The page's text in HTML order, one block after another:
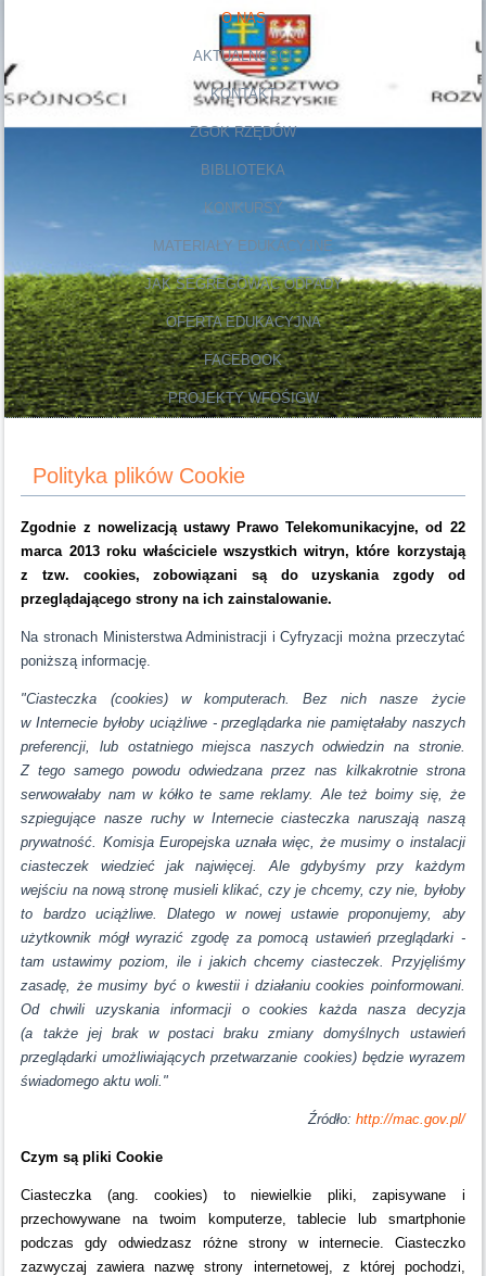
O NAS
AKTUALNOŚCI
KONTAKT
ZGOK RZĘDÓW
BIBLIOTEKA
KONKURSY
MATERIAŁY EDUKACYJNE
JAK SEGREGOWAĆ ODPADY
OFERTA EDUKACYJNA
FACEBOOK
PROJEKTY WFOŚIGW
Polityka plików Cookie
Zgodnie z nowelizacją ustawy Prawo Telekomunikacyjne, od 22
marca 2013 roku właściciele wszystkich witryn, które korzystają
z tzw. cookies, zobowiązani są do uzyskania zgody od
przeglądającego strony na ich zainstalowanie.
Na stronach Ministerstwa Administracji i Cyfryzacji można przeczytać
poniższą informację.
"Ciasteczka (cookies) w komputerach. Bez nich nasze życie
w Internecie byłoby uciążliwe - przeglądarka nie pamiętałaby naszych
preferencji, lub ostatniego miejsca naszych odwiedzin na stronie.
Z tego samego powodu odwiedzana przez nas kilkakrotnie strona
serwowałaby nam w kółko te same reklamy. Ale też boimy się, że
szpiegujące nasze ruchy w Internecie ciasteczka naruszają naszą
prywatność. Komisja Europejska uznała więc, że musimy o instalacji
ciasteczek wiedzieć jak najwięcej. Ale gdybyśmy przy każdym
wejściu na nową stronę musieli klikać, czy je chcemy, czy nie, byłoby
to bardzo uciążliwe. Dlatego w nowej ustawie proponujemy, aby
użytkownik mógł wyrazić zgodę za pomocą ustawień przeglądarki -
tam ustawimy poziom, ile i jakich chcemy ciasteczek. Przyjęliśmy
zasadę, że musimy być o kwestii i działaniu cookies poinformowani.
Od chwili uzyskania informacji o cookies każda nasza decyzja
(a także jej brak w postaci braku zmiany domyślnych ustawień
przeglądarki umożliwiających przetwarzanie cookies) będzie wyrazem
świadomego aktu woli."
Źródło: http://mac.gov.pl/
Czym są pliki Cookie
Ciasteczka (ang. cookies) to niewielkie pliki, zapisywane i
przechowywane na twoim komputerze, tablecie lub smartphonie
podczas gdy odwiedzasz różne strony w internecie. Ciasteczko
zazwyczaj zawiera nazwę strony internetowej, z której pochodzi,